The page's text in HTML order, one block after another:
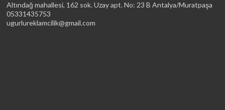
Altındağ mahallesi, 162 sok. Uzay apt. No: 23 B Antalya/Muratpaşa
05331435753
ugurlureklamcilik@gmail.com